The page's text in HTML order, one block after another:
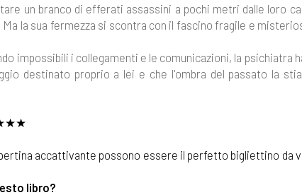
un branco di efferati assassini a pochi metri dalle loro
la sua fermezza si scontra con il fascino fragile e
impossibili i collegamenti e le comunicazioni, la psichiatra
destinato proprio a lei e che l'ombra del passato la
accattivante possono essere il perfetto bigliettino da
libro?